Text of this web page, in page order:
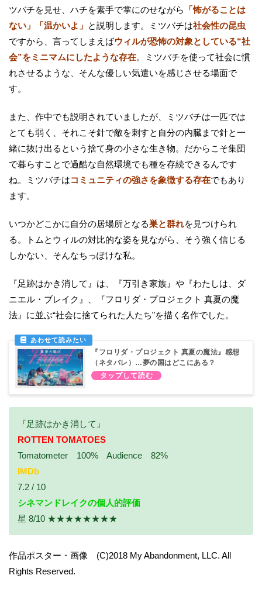
ツバチを見せ、ハチを素手で掌にのせながら
「怖がることは
ない」「温かいよ」 と説明します。ミツバチは社会性の昆虫
ですから、言ってしまえばウィルが恐怖の対象としている“社
会”をミニマムにしたような存在。ミツバチを使って社会に慣
れさせるような、そんな優しい気遣いを感じさせる場面で
す。
また、作中でも説明されていましたが、ミツバチは一匹では
とても弱く、それこそ針で敵を刺すと自分の内臓まで針と一
緒に抜け出るという捨て身の小さな生き物。だからこそ集団
で暮らすことで過酷な自然環境でも種を存続できるんです
ね。ミツバチはコミュニティの強さを象徴する存在でもあり
ます。
いつかどこかに自分の居場所となる巣と群れを見つけられ
る。トムとウィルの対比的な姿を見ながら、そう強く信じる
しかない、そんなちっぽけな私。
『足跡はかき消して』は、『万引き家族』や『わたしは、ダ
ニエル・ブレイク』、『フロリダ・プロジェクト 真夏の魔
法』に並ぶ“社会に捨てられた人たち”を描く名作でした。
『フロリダ・プロジェクト 真夏の魔法』感想
（ネタバレ）…夢の国はどこにある？
『足跡はかき消して』
ROTTEN TOMATOES
Tomatometer 100% Audience 82%
IMDb
7.2 / 10
シネマンドレイクの個人的評価
星 8/10 ★★★★★★★★
作品ポスター・画像 (C)2018 My Abandonment, LLC. All
Rights Reserved.